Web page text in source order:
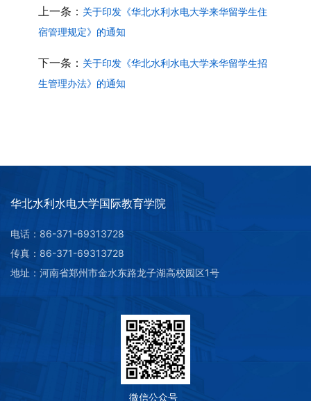
上一条： 关于印发《华北水利水电大学来华留学生住
宿管理规定》的通知
下一条： 关于印发《华北水利水电大学来华留学生招
生管理办法》的通知
华北水利水电大学国际教育学院
电话：86-371-69313728
传真：86-371-69313728
地址：河南省郑州市金水东路龙子湖高校园区1号
微信公众号